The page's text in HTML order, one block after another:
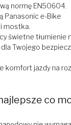
normę EN50604.
Panasonic e-Bike
mostka.
świetne tłumienie
Twojego
komfort jazdy na
co